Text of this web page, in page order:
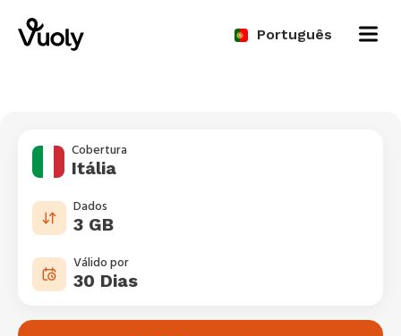
Português
Cobertura
Itália
Dados
3 GB
Válido por
30 Dias